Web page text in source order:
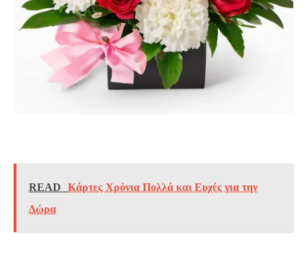
READ
Κάρτες Χρόνια Πολλά και Ευχές για την
Δώρα